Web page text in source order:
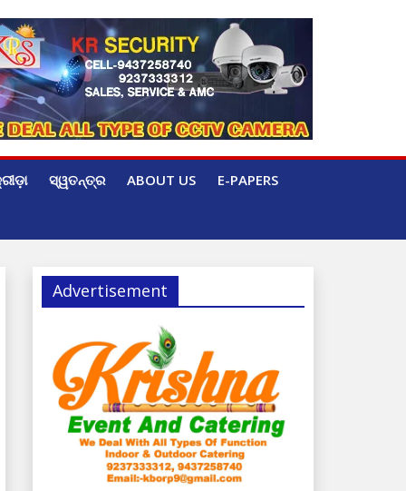
ସ୍ୱତନ୍ତ୍ର ABOUT US E-PAPERS
Advertisement